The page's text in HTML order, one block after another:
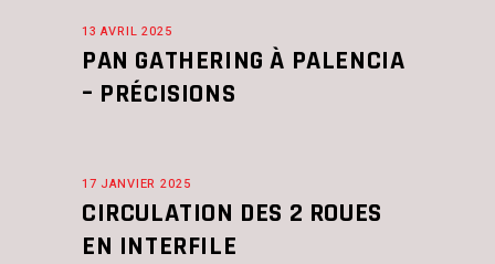
13 AVRIL 2025
PAN GATHERING À PALENCIA
– PRÉCISIONS
17 JANVIER 2025
CIRCULATION DES 2 ROUES
EN INTERFILE